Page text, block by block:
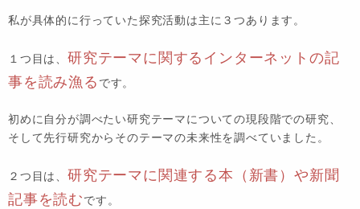
私が具体的に行っていた探究活動は主に３つあります。
１つ目は、 研究テーマに関するインターネットの記
事を読み漁る です。
初めに自分が調べたい研究テーマについての現段階での研究、
そして先行研究からそのテーマの未来性を調べていました。
２つ目は、 研究テーマに関連する本（新書）や新聞
記事を読むです。